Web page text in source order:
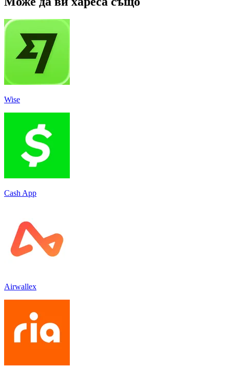
Wise
Cash App
Airwallex